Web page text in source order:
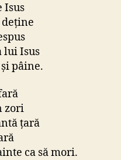
Isus
deţine
lui Isus
pâine.
zori
ţară
ca să mori.